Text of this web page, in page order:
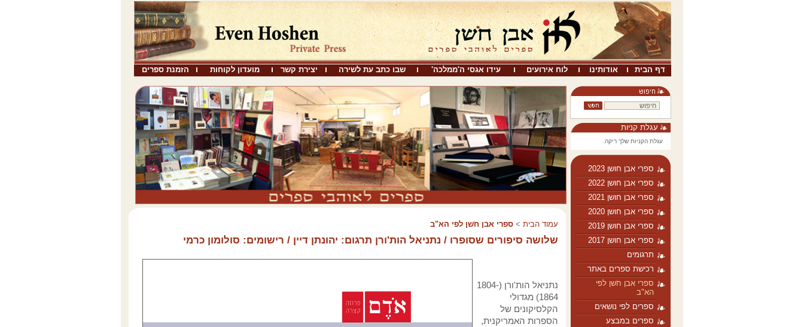
דף הבית אודותינו לוח אירועים עידו אגסי ה'ממלכה' שבו כתב עת לשירה יצירת קשר מועדון לקוחות הזמנת ספרים
עגלת קניות
עגלת הקניות שלך ריקה.
ספרי אבן חושן 2023
ספרי אבן חושן 2022
ספרי אבן חושן 2021
ספרי אבן חושן 2020
ספרי אבן חושן 2019
ספרי אבן חושן 2017
תרגומים
רכישת ספרים באתר
ספרי אבן חֹשן לפי
הא"ב
ספרים לפי נושאים
ספרים במבצע
עמוד הבית > ספרי אבן חֹשן לפי הא"ב
שלושה סיפורים שסופרו / נתניאל הות'ורן תרגום: יהונתן דיין / רישומים: סולומון כרמי
נתניאל הות'ורן (1804-
1864) מגדולי
הקלסיקונים של
הספרות האמריקנית,